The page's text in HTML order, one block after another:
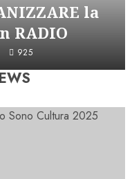
la
RADIO
925